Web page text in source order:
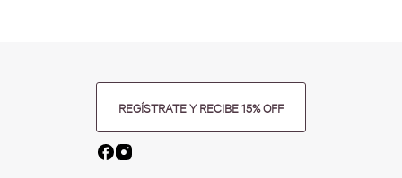
REGÍSTRATE Y RECIBE 15% OFF